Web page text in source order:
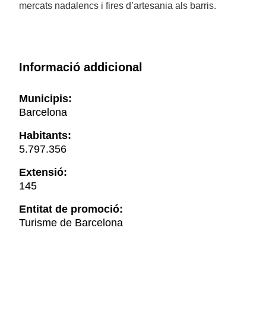
mercats nadalencs i fires d’artesania als barris.
Informació addicional
Municipis:
Barcelona
Habitants:
5.797.356
Extensió:
145
Entitat de promoció:
Turisme de Barcelona